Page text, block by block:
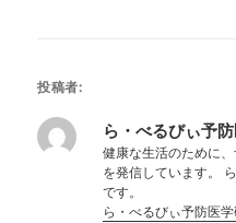
投稿者:
ら・べるびぃ予
健康な生活のために
を発信しています。
です。
ら・べるびぃ予防医